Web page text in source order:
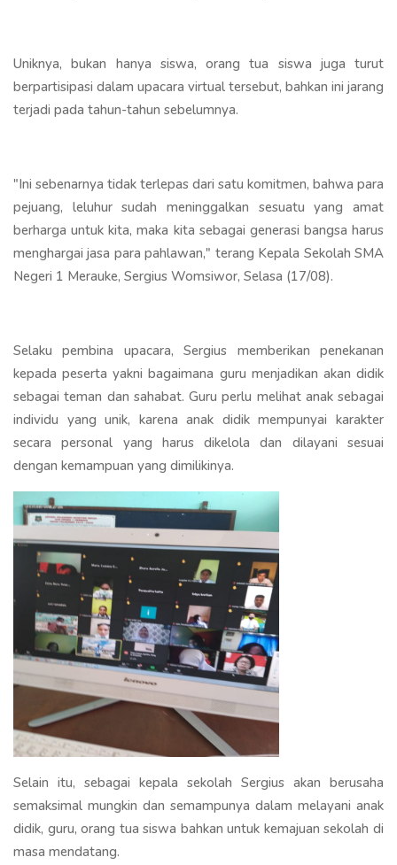
Uniknya, bukan hanya siswa, orang tua siswa juga turut
berpartisipasi dalam upacara virtual tersebut, bahkan ini jarang
terjadi pada tahun-tahun sebelumnya.
"Ini sebenarnya tidak terlepas dari satu komitmen, bahwa para
pejuang, leluhur sudah meninggalkan sesuatu yang amat
berharga untuk kita, maka kita sebagai generasi bangsa harus
menghargai jasa para pahlawan," terang Kepala Sekolah SMA
Negeri 1 Merauke, Sergius Womsiwor, Selasa (17/08).
Selaku pembina upacara, Sergius memberikan penekanan
kepada peserta yakni bagaimana guru menjadikan akan didik
sebagai teman dan sahabat. Guru perlu melihat anak sebagai
individu yang unik, karena anak didik mempunyai karakter
secara personal yang harus dikelola dan dilayani sesuai
dengan kemampuan yang dimilikinya.
Selain itu, sebagai kepala sekolah Sergius akan berusaha
semaksimal mungkin dan semampunya dalam melayani anak
didik, guru, orang tua siswa bahkan untuk kemajuan sekolah di
masa mendatang.